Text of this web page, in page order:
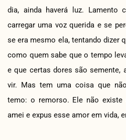
dia, ainda haverá luz. Lamento
carregar uma voz querida e se
se era mesmo ela, tentando dizer
como quem sabe que o tempo
e que certas dores são semente,
vir. Mas tem uma coisa que
temo: o remorso. Ele não
amei e expus esse amor em vida,